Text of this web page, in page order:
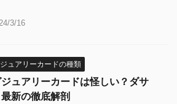
3/16
ュアリーカードの種類
ュアリーカードは怪しい？ダサ
新の徹底解剖